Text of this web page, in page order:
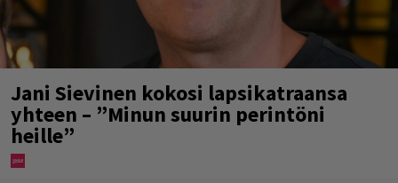
Jani Sievinen kokosi lapsikatraansa
yhteen – ”Minun suurin perintöni
heille”